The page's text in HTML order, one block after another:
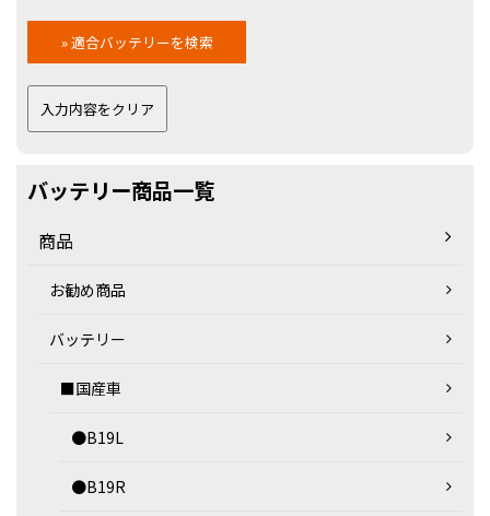
バッテリー商品一覧
商品
お勧め商品
バッテリー
■国産車
●B19L
●B19R